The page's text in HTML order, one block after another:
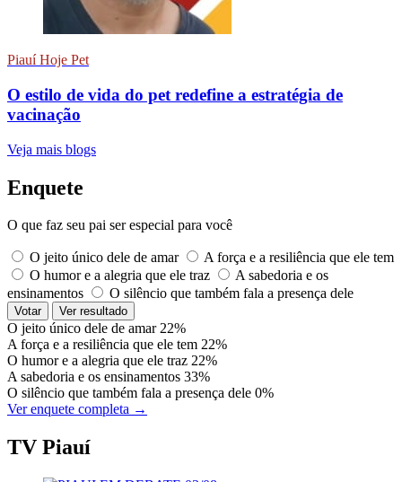
Piauí Hoje Pet
O estilo de vida do pet redefine a estratégia de
vacinação
Veja mais blogs
Enquete
O que faz seu pai ser especial para você
O jeito único dele de amar
A força e a resiliência que ele tem
O humor e a alegria que ele traz
A sabedoria e os
ensinamentos
O silêncio que também fala a presença dele
Votar Ver resultado
O jeito único dele de amar 22%
A força e a resiliência que ele tem 22%
O humor e a alegria que ele traz 22%
A sabedoria e os ensinamentos 33%
O silêncio que também fala a presença dele 0%
Ver enquete completa →
TV Piauí